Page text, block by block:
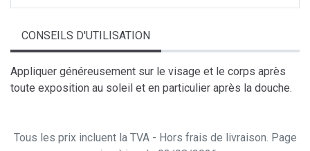
CONSEILS D'UTILISATION
Appliquer généreusement sur le visage et le corps après
toute exposition au soleil et en particulier après la douche.
Tous les prix incluent la TVA - Hors frais de livraison. Page